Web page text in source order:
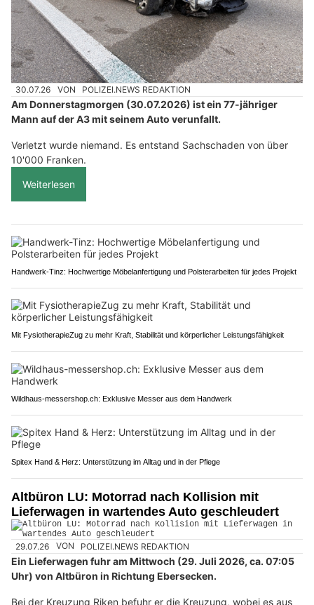
30.07.26 VON POLIZEI.NEWS REDAKTION
Am Donnerstagmorgen (30.07.2026) ist ein 77-jähriger
Mann auf der A3 mit seinem Auto verunfallt.
Verletzt wurde niemand. Es entstand Sachschaden von über
10'000 Franken.
Weiterlesen
Handwerk-Tinz: Hochwertige Möbelanfertigung und Polsterarbeiten für jedes Projekt
Mit FysiotherapieZug zu mehr Kraft, Stabilität und körperlicher Leistungsfähigkeit
Wildhaus-messershop.ch: Exklusive Messer aus dem Handwerk
Spitex Hand & Herz: Unterstützung im Alltag und in der Pflege
Altbüron LU: Motorrad nach Kollision mit
Lieferwagen in wartendes Auto geschleudert
29.07.26 VON POLIZEI.NEWS REDAKTION
Ein Lieferwagen fuhr am Mittwoch (29. Juli 2026, ca. 07:05
Uhr) von Altbüron in Richtung Ebersecken.
Bei der Kreuzung Riken befuhr er die Kreuzung, wobei es aus